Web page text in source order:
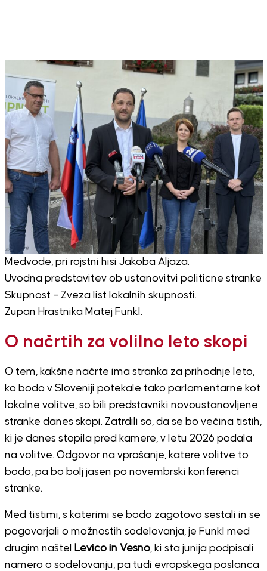
Medvode, pri rojstni hisi Jakoba Aljaza.
Uvodna predstavitev ob ustanovitvi politicne stranke
Skupnost – Zveza list lokalnih skupnosti.
Zupan Hrastnika Matej Funkl.
O načrtih za volilno leto skopi
O tem, kakšne načrte ima stranka za prihodnje leto,
ko bodo v Sloveniji potekale tako parlamentarne kot
lokalne volitve, so bili predstavniki novoustanovljene
stranke danes skopi. Zatrdili so, da se bo večina tistih,
ki je danes stopila pred kamere, v letu 2026 podala
na volitve. Odgovor na vprašanje, katere volitve to
bodo, pa bo bolj jasen po novembrski konferenci
stranke.
Med tistimi, s katerimi se bodo zagotovo sestali in se
pogovarjali o možnostih sodelovanja, je Funkl med
drugim naštel
Levico in Vesno, ki sta junija podpisali
namero o sodelovanju, pa tudi evropskega poslanca